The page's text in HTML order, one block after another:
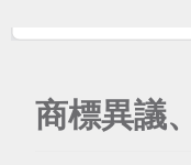
商標異議